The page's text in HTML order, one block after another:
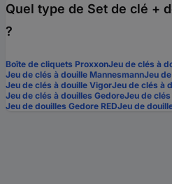
Quel type de Set de clé +
?
Boîte de cliquets ProxxonJeu de clés à
Jeu de clés à douille MannesmannJeu
Jeu de clés à douille VigorJeu de clés à
Jeu de clés à douilles GedoreJeu de
Jeu de douilles Gedore REDJeu de